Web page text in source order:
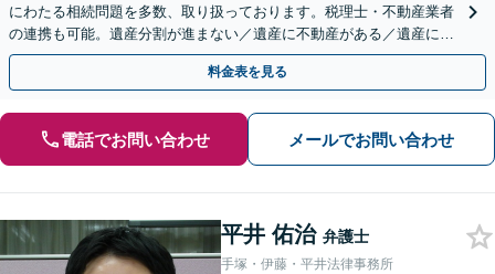
にわたる相続問題を多数、取り扱っております。税理士・不動産業者
の連携も可能。遺産分割が進まない／遺産に不動産がある／遺産に負
債がある（限定承認）等、相続のご相談はお任せください。
料金表を見る
電話でお問い合わせ メールでお問い合わせ
平井 佑治 弁護士
手塚・伊藤・平井法律事務所